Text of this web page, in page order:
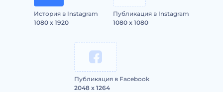
История в Instagram
1080 x 1920
Публикация в Instagram
1080 x 1080
Публикация в Facebook
2048 x 1264